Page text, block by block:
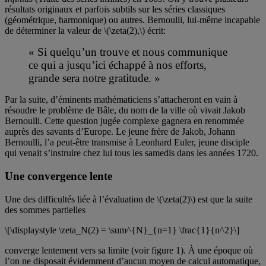
résultats originaux et parfois subtils sur les séries classiques
(géométrique, harmonique) ou autres. Bernoulli, lui-même incapable
de déterminer la valeur de \(\zeta(2),\) écrit:
« Si quelqu’un trouve et nous communique
ce qui a jusqu’ici échappé à nos efforts,
grande sera notre gratitude. »
Par la suite, d’éminents mathématiciens s’attacheront en vain à
résoudre le problème de Bâle, du nom de la ville où vivait Jakob
Bernoulli. Cette question jugée complexe gagnera en renommée
auprès des savants d’Europe. Le jeune frère de Jakob, Johann
Bernoulli, l’a peut-être transmise à Leonhard Euler, jeune disciple
qui venait s’instruire chez lui tous les samedis dans les années 1720.
Une convergence lente
Une des difficultés liée à l’évaluation de \(\zeta(2)\) est que la suite
des sommes partielles
\[\displaystyle \zeta_N(2) = \sum^{N}_{n=1} \frac{1}{n^2}\]
converge lentement vers sa limite (voir figure 1). À une époque où
l’on ne disposait évidemment d’aucun moyen de calcul automatique,